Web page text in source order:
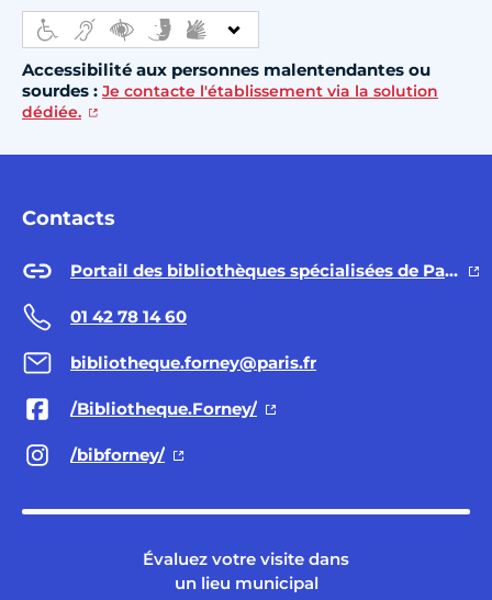
Accessibilité aux personnes malentendantes ou
sourdes : Je contacte l'établissement via la solution
dédiée.
Contacts
Portail des bibliothèques spécialisées de Paris
01 42 78 14 60
bibliotheque.forney@paris.fr
/Bibliotheque.Forney/
/bibforney/
Évaluez votre visite dans
un lieu municipal